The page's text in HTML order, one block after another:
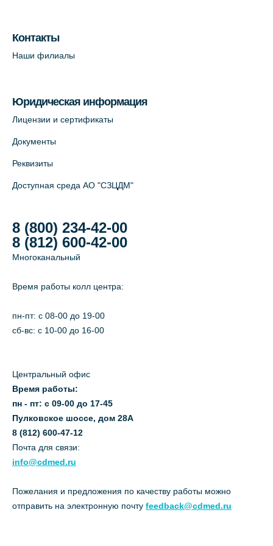
пр. В.О., д.5 (официальный партнёр)
Контакты
Наши филиалы
Юридическая информация
Лицензии и сертификаты
Документы
Реквизиты
Доступная среда АО "СЗЦДМ"
8 (800) 234-42-00
8 (812) 600-42-00
Многоканальный
Время работы колл центра:
пн-пт: c 08-00 до 19-00
сб-вс: с 10-00 до 16-00
Центральный офис
Время работы:
пн - пт: с 09-00 до 17-45
Пулковское шоссе, дом 28А
8 (812) 600-47-12
Почта для связи:
info@cdmed.ru
Пожелания и предложения по качеству работы можно
отправить на электронную почту feedback@cdmed.ru